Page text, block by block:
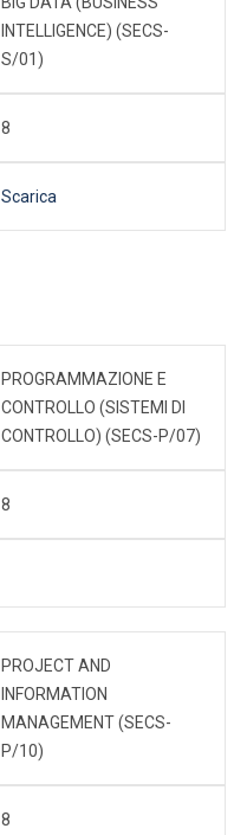
INTELLIGENCE) (SECS-
S/01)
8
Scarica
PROGRAMMAZIONE E
CONTROLLO (SISTEMI DI
CONTROLLO) (SECS-P/07)
8
PROJECT AND
INFORMATION
MANAGEMENT (SECS-
P/10)
8